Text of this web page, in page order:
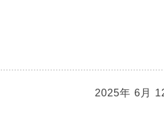
2025年 6月